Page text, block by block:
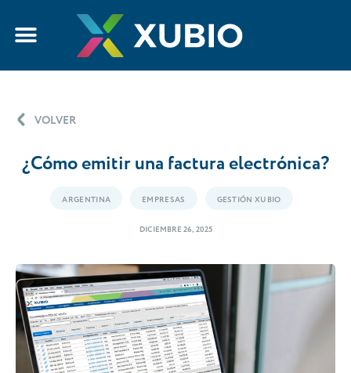
VOLVER
¿Cómo emitir una factura electrónica?
ARGENTINA EMPRESAS GESTIÓN XUBIO
DICIEMBRE 26, 2025